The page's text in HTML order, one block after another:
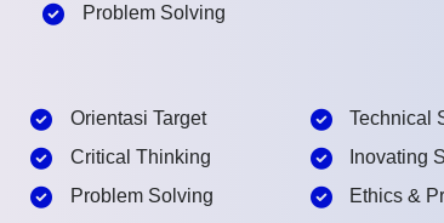
Problem Solving
Orientasi Target
Critical Thinking
Problem Solving
Technical
Inovating
Ethics &